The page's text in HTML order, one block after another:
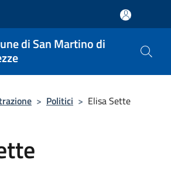
di San Martino di
> Politici > Elisa Sette